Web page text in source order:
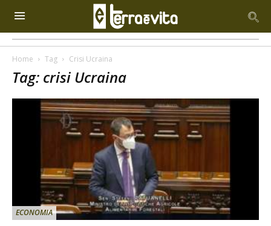
Home Tag Crisi Ucraina
Tag: crisi Ucraina
ECONOMIA